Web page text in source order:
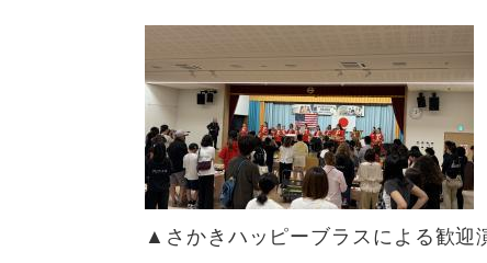
▲さかきハッピーブラスによる歓迎